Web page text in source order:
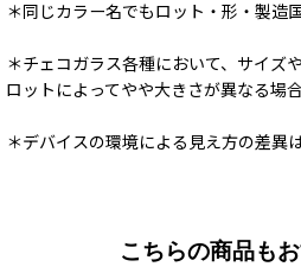
＊同じカラー名でもロット・形・製造
＊チェコガラス各種において、サイズ
ロットによってやや大きさが異なる場
＊デバイスの環境による見え方の差異
こちらの商品も